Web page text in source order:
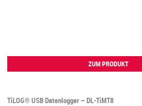
ZUM PRODUKT
TiLOG® USB Datenlogger – DL-TiMT8